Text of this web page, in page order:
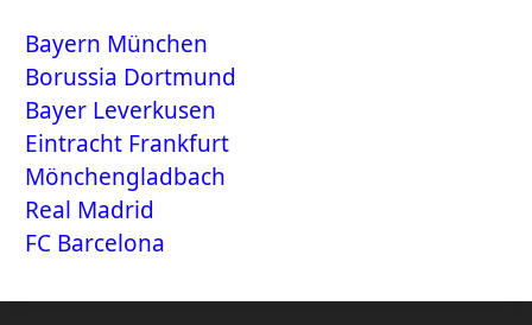
Bayern München
Borussia Dortmund
Bayer Leverkusen
Eintracht Frankfurt
Mönchengladbach
Real Madrid
FC Barcelona